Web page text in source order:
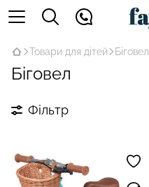
Товари для дітей Біговел
Біговел
Фільтр